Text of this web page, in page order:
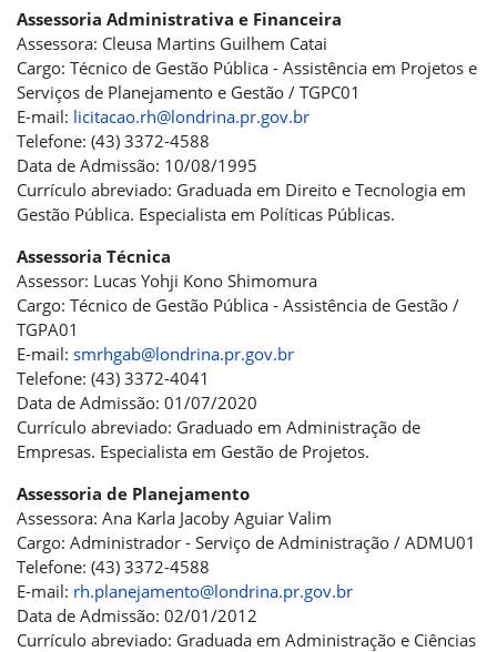
Assessoria Administrativa e Financeira
Assessora: Cleusa Martins Guilhem Catai
Cargo: Técnico de Gestão Pública - Assistência em Projetos e
Serviços de Planejamento e Gestão / TGPC01
E-mail: licitacao.rh@londrina.pr.gov.br
Telefone: (43) 3372-4588
Data de Admissão: 10/08/1995
Currículo abreviado: Graduada em Direito e Tecnologia em
Gestão Pública. Especialista em Políticas Públicas.
Assessoria Técnica
Assessor: Lucas Yohji Kono Shimomura
Cargo: Técnico de Gestão Pública - Assistência de Gestão /
TGPA01
E-mail: smrhgab@londrina.pr.gov.br
Telefone: (43) 3372-4041
Data de Admissão: 01/07/2020
Currículo abreviado: Graduado em Administração de
Empresas. Especialista em Gestão de Projetos.
Assessoria de Planejamento
Assessora: Ana Karla Jacoby Aguiar Valim
Cargo: Administrador - Serviço de Administração / ADMU01
Telefone: (43) 3372-4588
E-mail: rh.planejamento@londrina.pr.gov.br
Data de Admissão: 02/01/2012
Currículo abreviado: Graduada em Administração e Ciências